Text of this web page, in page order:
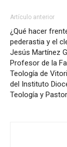
Artículo anterior
¿Qué hacer
pederastia y el
Jesús Martínez
Profesor de la
Teología de
del Instituto
Teología y